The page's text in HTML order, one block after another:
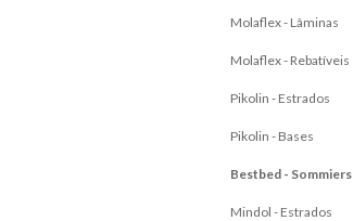
Molaflex - Lâminas
Molaflex - Rebatíveis
Pikolin - Estrados
Pikolin - Bases
Bestbed - Sommiers
Mindol - Estrados